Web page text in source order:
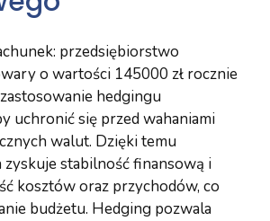
przedsiębiorstwo
o wartości 145000 zł rocznie
hedgingu
uchronić się przed wahaniami
walut. Dzięki temu
stabilność finansową i
kosztów oraz przychodów, co
budżetu. Hedging pozwala